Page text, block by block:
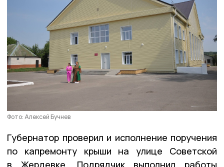
Фото: Алексей Бучнев
Губернатор проверил и исполнение поручения
по капремонту крыши на улице Советской
в Жердевке. Подрядчик выполнил работы